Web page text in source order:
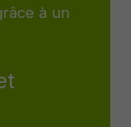
à un